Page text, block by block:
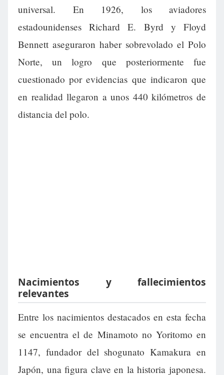
universal. En 1926, los aviadores
estadounidenses Richard E. Byrd y Floyd
Bennett aseguraron haber sobrevolado el Polo
Norte, un logro que posteriormente fue
cuestionado por evidencias que indicaron que
en realidad llegaron a unos 440 kilómetros de
distancia del polo.
Nacimientos y fallecimientos
relevantes
Entre los nacimientos destacados en esta fecha
se encuentra el de Minamoto no Yoritomo en
1147, fundador del shogunato Kamakura en
Japón, una figura clave en la historia japonesa.